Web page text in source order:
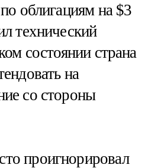
облигациям на $3
технический
состоянии страна
на
со стороны
проигнорировал